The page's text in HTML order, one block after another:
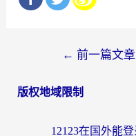
导
← 前一篇文章
版权地域限制